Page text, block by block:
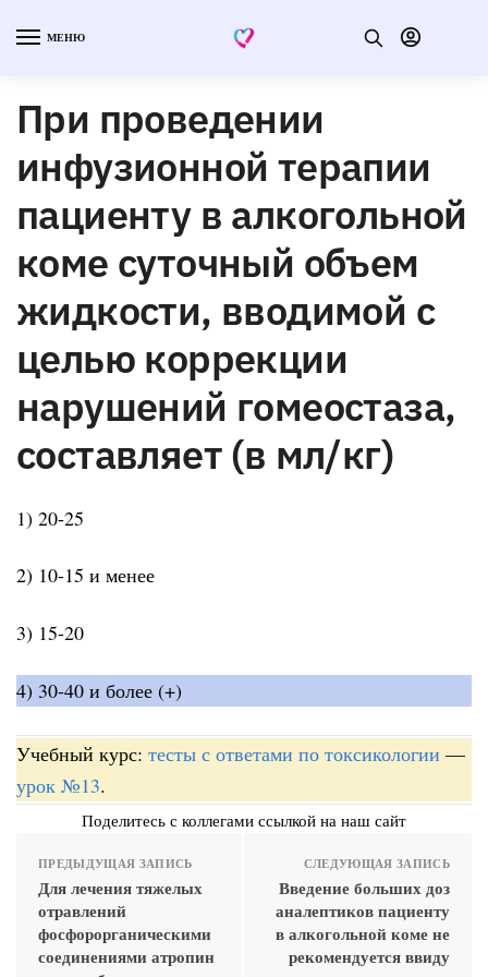
МЕНЮ
При проведении
инфузионной терапии
пациенту в алкогольной
коме суточный объем
жидкости, вводимой с
целью коррекции
нарушений гомеостаза,
составляет (в мл/кг)
1) 20-25
2) 10-15 и менее
3) 15-20
4) 30-40 и более (+)
Учебный курс: тесты с ответами по токсикологии —
урок №13.
Поделитесь с коллегами ссылкой на наш сайт
ПРЕДЫДУЩАЯ ЗАПИСЬ
Для лечения тяжелых
отравлений
фосфорорганическими
соединениями атропин
СЛЕДУЮЩАЯ ЗАПИСЬ
Введение больших доз
аналептиков пациенту
в алкогольной коме не
рекомендуется ввиду